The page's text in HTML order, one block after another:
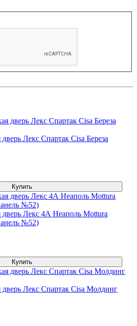
Лекс Спартак Cisa Береза
Купить
дверь Лекс 4А Неаполь Mottura
№52)
Купить
дверь Лекс Спартак Cisa Молдинг